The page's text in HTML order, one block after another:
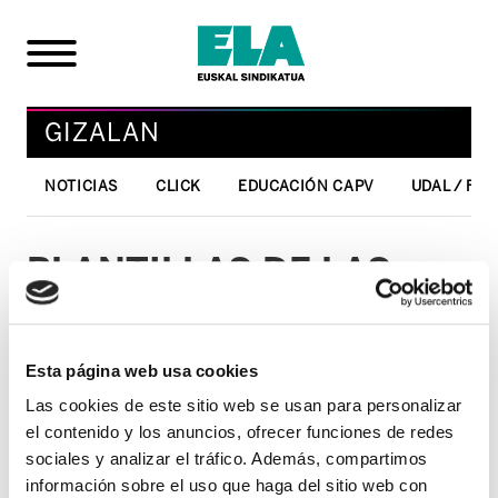
Esta página web usa cookies
Las cookies de este sitio web se usan para personalizar
el contenido y los anuncios, ofrecer funciones de redes
sociales y analizar el tráfico. Además, compartimos
información sobre el uso que haga del sitio web con
GIZALAN
NOTICIAS CLICK EDUCACIÓN CAPV UDAL /
PLANTILLAS DE LAS
PRUEBAS
DIA 6 DE
DICIEMBRE/Auxiliar
Administrativo